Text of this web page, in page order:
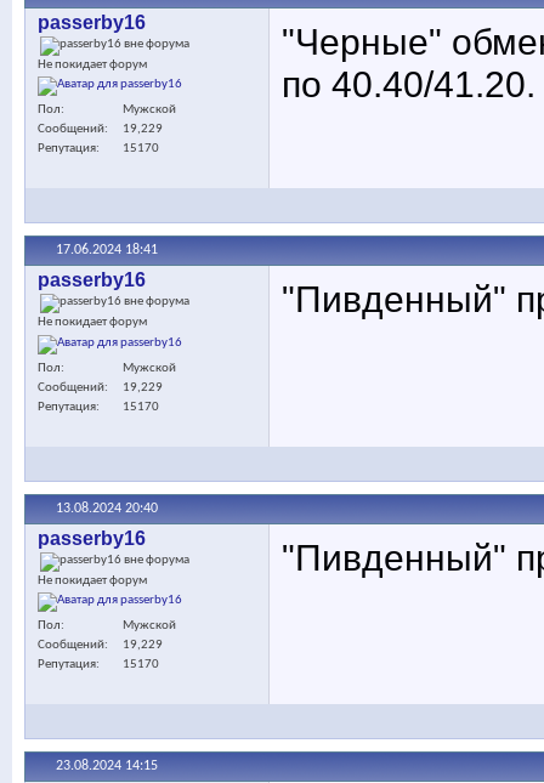
passerby16
Не покидает форум
Пол
Мужской
Сообщений
19,229
Репутация
15170
"Черные"
по 40.40/41.20.
17.06.2024 18:41
passerby16
Не покидает форум
Пол
Мужской
Сообщений
19,229
Репутация
15170
"Пивденный"
13.08.2024 20:40
passerby16
Не покидает форум
Пол
Мужской
Сообщений
19,229
Репутация
15170
"Пивденный"
23.08.2024 14:15